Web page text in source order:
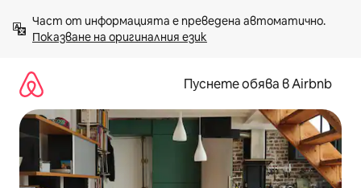
към
съдържанието
Показване на оригиналния език
Пуснете обява в Airbnb